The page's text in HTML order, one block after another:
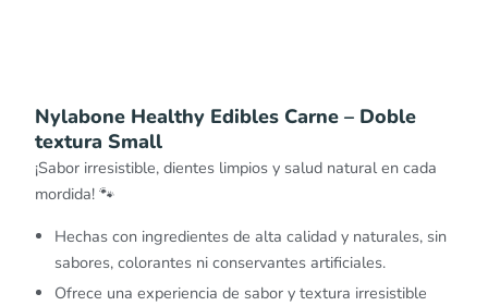
Nylabone Healthy Edibles Carne – Doble
textura Small
¡Sabor irresistible, dientes limpios y salud natural en cada
mordida! 🐾
Hechas con ingredientes de alta calidad y naturales, sin
sabores, colorantes ni conservantes artificiales.
Ofrece una experiencia de sabor y textura irresistible